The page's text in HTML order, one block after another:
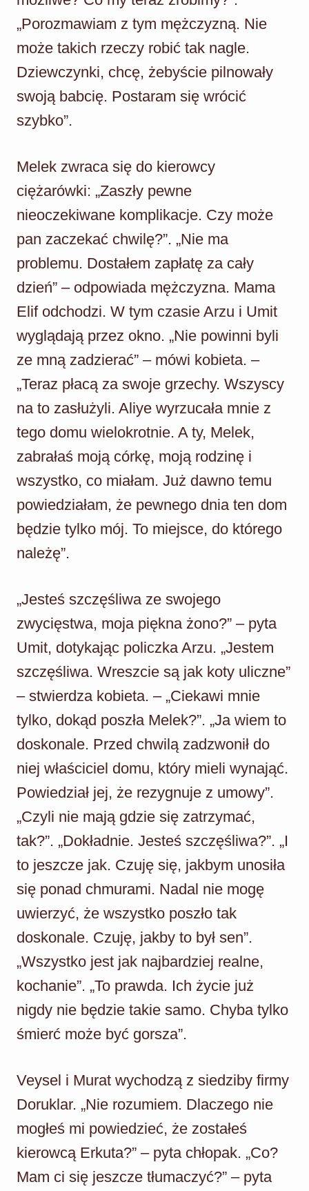
„Porozmawiam z tym mężczyzną. Nie
może takich rzeczy robić tak nagle.
Dziewczynki, chcę, żebyście pilnowały
swoją babcię. Postaram się wrócić
szybko”.
Melek zwraca się do kierowcy
ciężarówki: „Zaszły pewne
nieoczekiwane komplikacje. Czy może
pan zaczekać chwilę?”. „Nie ma
problemu. Dostałem zapłatę za cały
dzień” – odpowiada mężczyzna. Mama
Elif odchodzi. W tym czasie Arzu i Umit
wyglądają przez okno. „Nie powinni byli
ze mną zadzierać” – mówi kobieta. –
„Teraz płacą za swoje grzechy. Wszyscy
na to zasłużyli. Aliye wyrzucała mnie z
tego domu wielokrotnie. A ty, Melek,
zabrałaś moją córkę, moją rodzinę i
wszystko, co miałam. Już dawno temu
powiedziałam, że pewnego dnia ten dom
będzie tylko mój. To miejsce, do którego
należę”.
„Jesteś szczęśliwa ze swojego
zwycięstwa, moja piękna żono?” – pyta
Umit, dotykając policzka Arzu. „Jestem
szczęśliwa. Wreszcie są jak koty uliczne”
– stwierdza kobieta. – „Ciekawi mnie
tylko, dokąd poszła Melek?”. „Ja wiem to
doskonale. Przed chwilą zadzwonił do
niej właściciel domu, który mieli wynająć.
Powiedział jej, że rezygnuje z umowy”.
„Czyli nie mają gdzie się zatrzymać,
tak?”. „Dokładnie. Jesteś szczęśliwa?”. „I
to jeszcze jak. Czuję się, jakbym unosiła
się ponad chmurami. Nadal nie mogę
uwierzyć, że wszystko poszło tak
doskonale. Czuję, jakby to był sen”.
„Wszystko jest jak najbardziej realne,
kochanie”. „To prawda. Ich życie już
nigdy nie będzie takie samo. Chyba tylko
śmierć może być gorsza”.
Veysel i Murat wychodzą z siedziby firmy
Doruklar. „Nie rozumiem. Dlaczego nie
mogłeś mi powiedzieć, że zostałeś
kierowcą Erkuta?” – pyta chłopak. „Co?
Mam ci się jeszcze tłumaczyć?” – pyta